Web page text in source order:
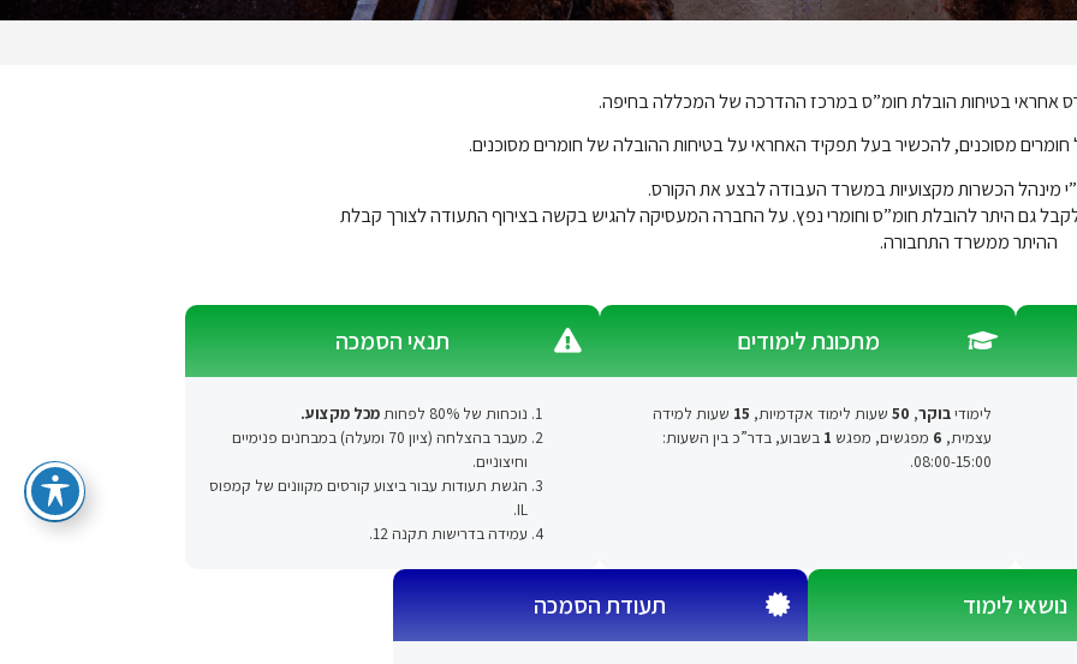
אחראי בטיחות הובלת חומ”ס במרכז ההדרכה של המכללה בחיפה.
מסוכנים, להכשיר בעל תפקיד האחראי על בטיחות ההובלה של חומרים מסוכנים.
מינהל הכשרות מקצועיות במשרד העבודה לבצע את הקורס.
גם היתר להובלת חומ”ס וחומרי נפץ. על החברה המעסיקה להגיש בקשה בצירוף התעודה לצורך קבלת
ההיתר ממשרד התחבורה.
מתכונת לימודים
לימודיבוקר,
50 שעות לימוד אקדמיות, 15 שעות למידה
עצמית, 6 מפגשים, מפגש 1 בשבוע,בדר”כ בין השעות:
08:00-15:00.
תנאי הסמכה
נוכחות של 80% לפחות
מכל מקצוע.
מעבר בהצלחה (ציון 70 ומעלה) במבחנים פנימיים
וחיצוניים.
הגשת תעודות עבור ביצוע קורסים מקוונים של קמפוס
IL.
עמידה בדרישות תקנה 12.
נושאי לימוד תעודת הסמכה